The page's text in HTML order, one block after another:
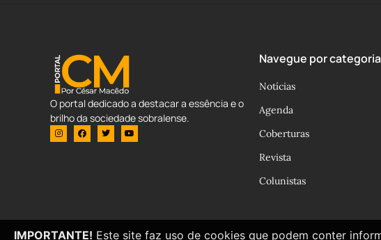
O portal dedicado a destacar a essência e o
brilho da sociedade sobralense.
Navegue por
Notícias
Agenda
Coberturas
Revista
Colunistas
IMPORTANTE! Este site faz uso de cookies que podem conter